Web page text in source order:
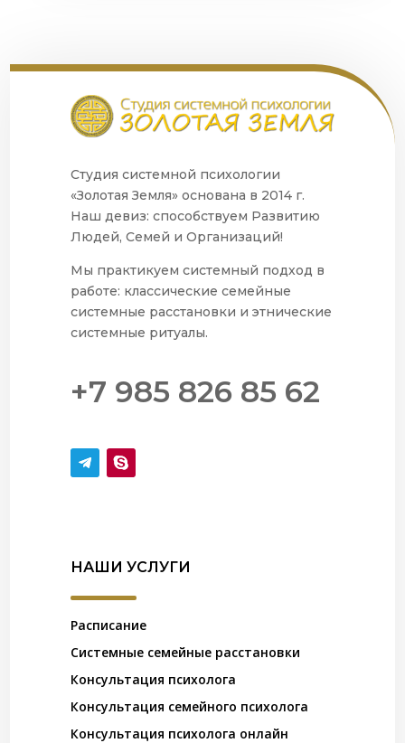
Студия системной психологии
«Золотая Земля» основана в 2014 г.
Наш девиз: способствуем Развитию
Людей, Семей и Организаций!
Мы практикуем системный подход в
работе: классические семейные
системные расстановки и этнические
системные ритуалы.
+7 985 826 85 62
НАШИ УСЛУГИ
Расписание
Системные семейные расстановки
Консультация психолога
Консультация семейного психолога
Консультация психолога онлайн